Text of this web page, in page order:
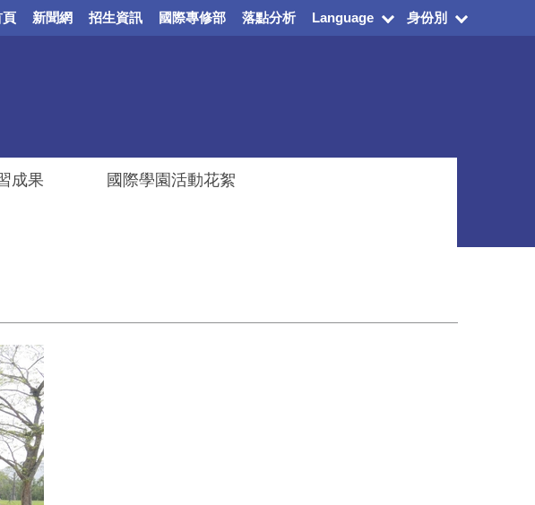
頁 新聞網 招生資訊 國際專修部 落點分析 Language 身份別
成果 國際學園活動花絮